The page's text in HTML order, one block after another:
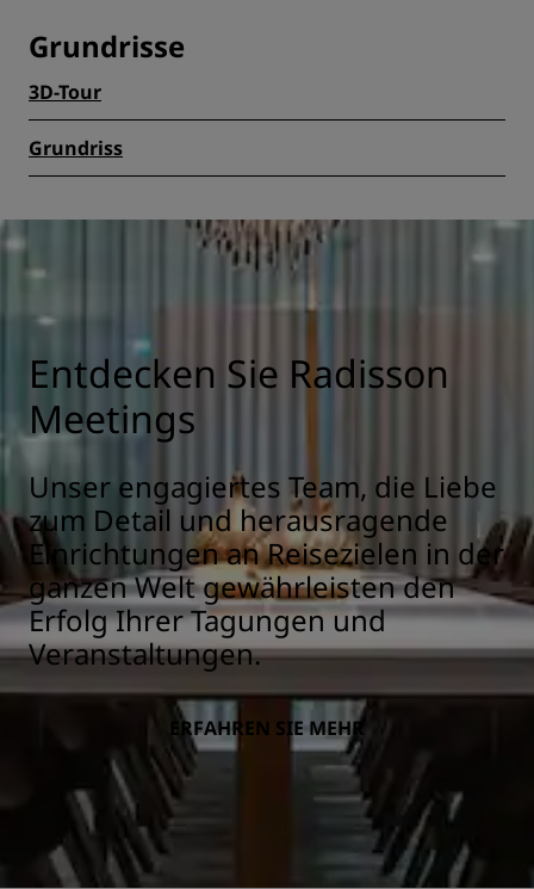
Grundrisse
3D-Tour
Grundriss
Entdecken Sie Radisson
Meetings
Unser engagiertes Team, die Liebe
zum Detail und herausragende
Einrichtungen an Reisezielen in der
ganzen Welt gewährleisten den
Erfolg Ihrer Tagungen und
Veranstaltungen.
ERFAHREN SIE MEHR